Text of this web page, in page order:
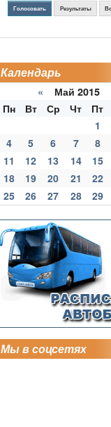
Голосовать Результаты
Календарь
« Май 2015
Пн
Вт Ср Чт Пт
1
4
5 6 7 8
11
12 13 14 15
18
19 20 21 22
25
26 27 28 29
Мы в соцсетях